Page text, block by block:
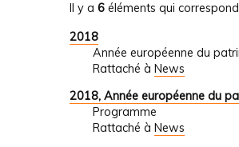
Il y a 6 éléments qui
2018
Année européenne du
Rattaché à News
2018, Année européenne du
Programme
Rattaché à News